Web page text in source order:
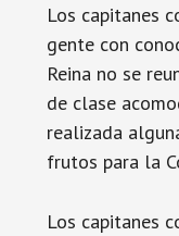
Los capitanes
gente con
Reina no se
de clase
realizada
frutos para la
Los capitanes